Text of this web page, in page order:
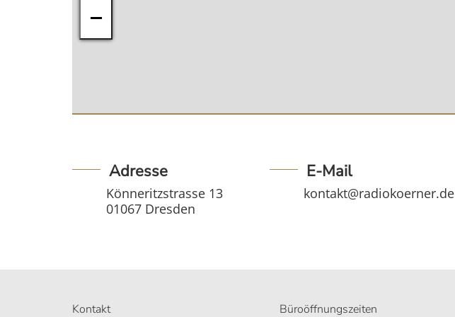
−
Adresse
Könneritzstrasse 13
01067 Dresden
E-Mail
kontakt@radiokoerner.de
Kontakt Büroöffnungszeiten